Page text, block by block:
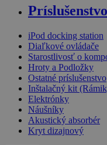
Príslušenstvo
iPod docking station
Diaľkové ovládače
Starostlivosť o
Hroty a Podložky
Ostatné príslušenstvo
Inštalačný kit
Elektrónky
Náušníky
Akustický absorbér
Kryt dizajnový